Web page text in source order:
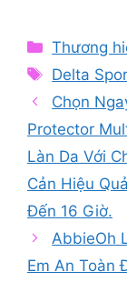
Thương
Tags
Delta
Chọn
Protector
Làn Da Với
Cản Hiệu
Đến 16 Giờ.
AbbieOh
Em An Toàn